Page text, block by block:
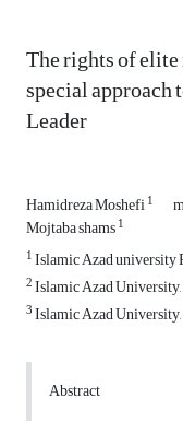
The rights of
special approach
Leader
Hamidreza Moshefi1
Mojtaba shams1
1Islamic Azad university
2Islamic Azad
3Islamic Azad
Abstract